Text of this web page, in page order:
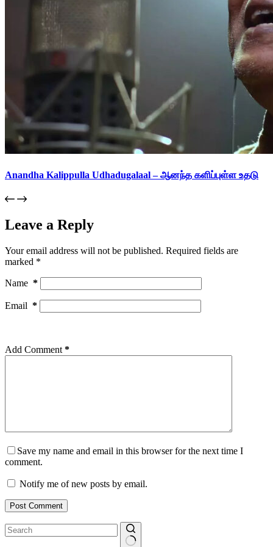
Anandha Kalippulla Udhadugalaal – ஆனந்த களிப்புள்ள உதடு
Leave a Reply
Your email address will not be published. Required fields are
marked *
Name *
Email *
Add Comment *
Save my name and email in this browser for the next time I
comment.
Notify me of new posts by email.
Post Comment